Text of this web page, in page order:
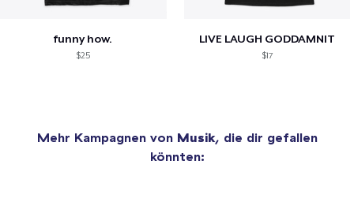
funny how.
$25
LIVE LAUGH GODDAMNIT
$17
Mehr Kampagnen von Musik, die dir gefallen
könnten: